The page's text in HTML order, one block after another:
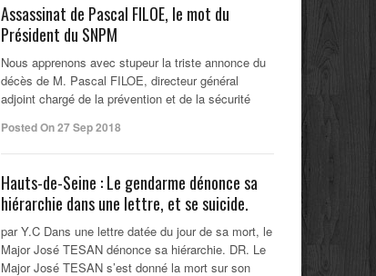
Assassinat de Pascal FILOE, le mot du
Président du SNPM
Nous apprenons avec stupeur la triste annonce du
décès de M. Pascal FILOE, directeur général
adjoint chargé de la prévention et de la sécurité
Posted On 27 Sep 2018
Hauts-de-Seine : Le gendarme dénonce sa
hiérarchie dans une lettre, et se suicide.
par Y.C Dans une lettre datée du jour de sa mort, le
Major José TESAN dénonce sa hiérarchie. DR. Le
Major José TESAN s’est donné la mort sur son